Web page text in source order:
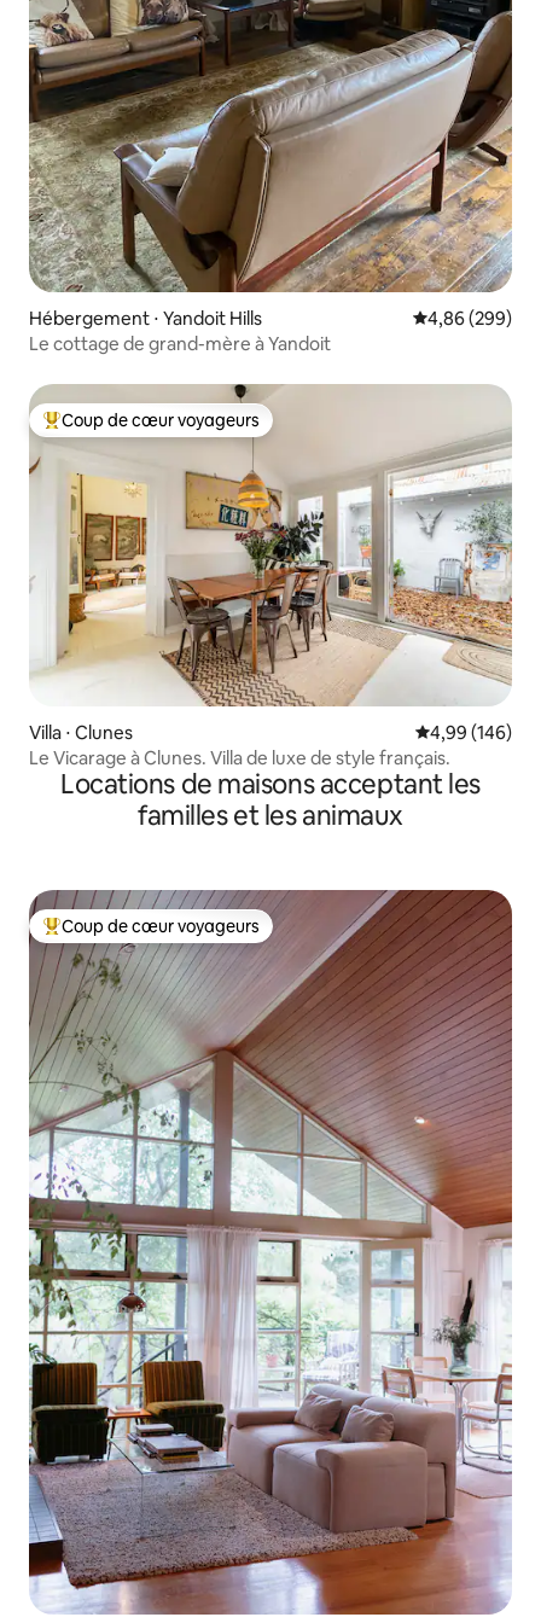
Hébergement ⋅ Yandoit Hills Évaluation
4,86 (299)
Le cottage de grand-mère à Yandoit
Coups de cœur voyageurs les plus appréciés
Coup de cœur voyageurs
Villa ⋅ Clunes Évaluation
4,99 (146)
Le Vicarage à Clunes. Villa de luxe de style français.
Locations de maisons acceptant les
familles et les animaux
Coups de cœur voyageurs les plus appréciés
Coup de cœur voyageurs